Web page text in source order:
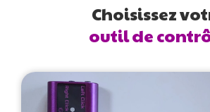
Choisissez
outildecontr